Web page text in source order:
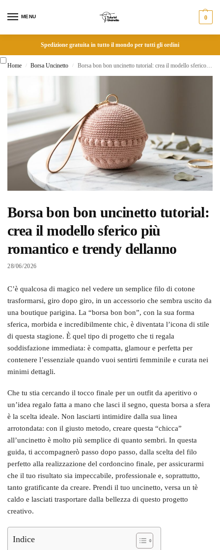
MENU 0
Spedizione gratuita in tutto il mondo per tutti gli ordini
Home / Borsa Uncinetto / Borsa bon bon uncinetto tutorial: crea il modello sferico più romantico e trendy dellanno
Borsa bon bon uncinetto tutorial:
crea il modello sferico più
romantico e trendy dellanno
28/06/2026
C’è qualcosa di magico nel vedere un semplice filo di cotone
trasformarsi, giro dopo giro, in un accessorio che sembra uscito da
una boutique parigina. La “borsa bon bon”, con la sua forma
sferica, morbida e incredibilmente chic, è diventata l’icona di stile
di questa stagione. È quel tipo di progetto che ti regala
soddisfazione immediata: è compatta, glamour e perfetta per
contenere l’essenziale quando vuoi sentirti femminile e curata nei
minimi dettagli.
Che tu stia cercando il tocco finale per un outfit da aperitivo o
un’idea regalo fatta a mano che lasci il segno, questa borsa a sfera
è la scelta ideale. Non lasciarti intimidire dalla sua linea
arrotondata: con il giusto metodo, creare questa “chicca”
all’uncinetto è molto più semplice di quanto sembri. In questa
guida, ti accompagnerò passo dopo passo, dalla scelta del filo
perfetto alla realizzazione del cordoncino finale, per assicurarmi
che il tuo risultato sia impeccabile, professionale e, soprattutto,
tanto gratificante da creare. Prendi il tuo uncinetto, versa un tè
caldo e lasciati trasportare dalla bellezza di questo progetto
creativo.
Indice